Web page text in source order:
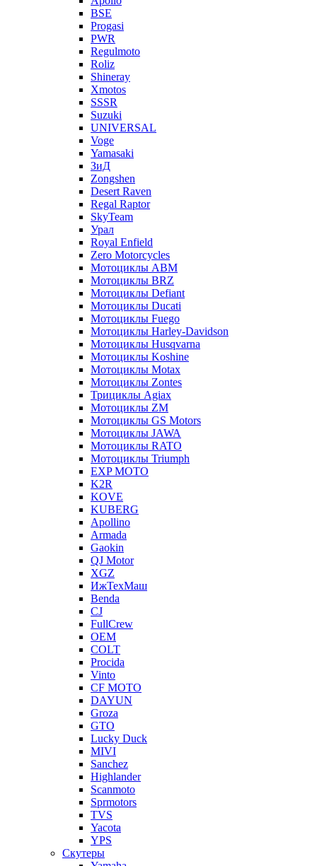
BSE
Progasi
PWR
Regulmoto
Roliz
Shineray
Xmotos
SSSR
Suzuki
UNIVERSAL
Voge
Yamasaki
ЗиД
Zongshen
Desert Raven
Regal Raptor
SkyTeam
Урал
Royal Enfield
Zero Motorcycles
Мотоциклы ABM
Мотоциклы BRZ
Мотоциклы Defiant
Мотоциклы Ducati
Мотоциклы Fuego
Мотоциклы Harley-Davidson
Мотоциклы Husqvarna
Мотоциклы Koshine
Мотоциклы Motax
Мотоциклы Zontes
Трициклы Agiax
Мотоциклы ZM
Мотоциклы GS Motors
Мотоциклы JAWA
Мотоциклы RATO
Мотоциклы Triumph
EXP MOTO
K2R
KOVE
KUBERG
Apollino
Armada
Gaokin
QJ Motor
XGZ
ИжТехМаш
Benda
CJ
FullCrew
OEM
COLT
Procida
Vinto
CF MOTO
DAYUN
Groza
GTO
Lucky Duck
MIVI
Sanchez
Highlander
Scanmoto
Sprmotors
TVS
Yacota
YPS
Скутеры